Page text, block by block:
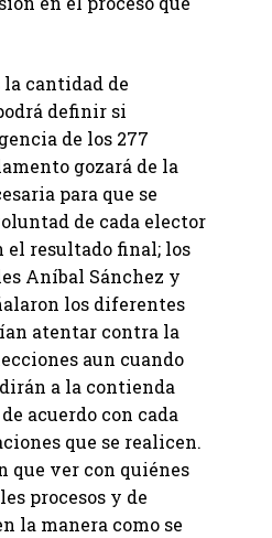
la cantidad de
definir si
de los 277
gozará de la
para que se
de cada elector
el resultado final; los
Aníbal Sánchez y
los diferentes
atentar contra la
aun cuando
a la contienda
acuerdo con cada
que se realicen.
que ver con quiénes
procesos y de
la manera como se